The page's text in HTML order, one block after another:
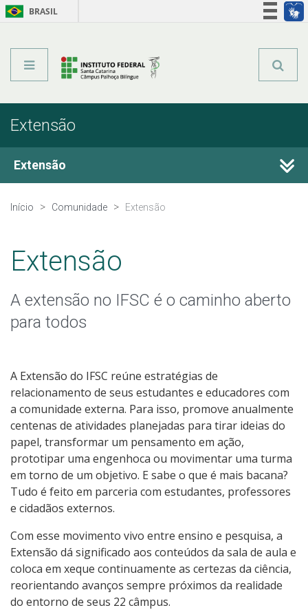
BRASIL
Extensão
Extensão
Extensão no Câmpus
Cursos e Eventos de Extensão
Iniciativas Sociais
Início Comunidade Extensão
Extensão
A extensão no IFSC é o caminho aberto
para todos
A Extensão do IFSC reúne estratégias de
relacionamento de seus estudantes e educadores com
a comunidade externa. Para isso, promove anualmente
centenas de atividades planejadas para tirar ideias do
papel, transformar um pensamento em ação,
prototipar uma engenhoca ou movimentar uma turma
em torno de um objetivo. E sabe o que é mais bacana?
Tudo é feito em parceria com estudantes, professores
e cidadãos externos.
Com esse movimento vivo entre ensino e pesquisa, a
Extensão dá significado aos conteúdos da sala de aula e
coloca em xeque continuamente as certezas da ciência,
reorientando avanços sempre próximos da realidade
do entorno de seus 22 câmpus.